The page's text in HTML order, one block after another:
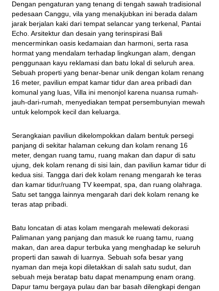
Dengan pengaturan yang tenang di tengah sawah tradisional
pedesaan Canggu, vila yang menakjubkan ini berada dalam
jarak berjalan kaki dari tempat selancar yang terkenal, Pantai
Echo. Arsitektur dan desain yang terinspirasi Bali
mencerminkan oasis kedamaian dan harmoni, serta rasa
hormat yang mendalam terhadap lingkungan alam, dengan
penggunaan kayu reklamasi dan batu lokal di seluruh area.
Sebuah properti yang benar-benar unik dengan kolam renang
16 meter, paviliun empat kamar tidur dan area pribadi dan
komunal yang luas, Villa ini menonjol karena nuansa rumah-
jauh-dari-rumah, menyediakan tempat persembunyian mewah
untuk kelompok kecil dan keluarga.
Serangkaian paviliun dikelompokkan dalam bentuk persegi
panjang di sekitar halaman cekung dan kolam renang 16
meter, dengan ruang tamu, ruang makan dan dapur di satu
ujung, dek kolam renang di sisi lain, dan paviliun kamar tidur di
kedua sisi. Tangga dari dek kolam renang mengarah ke teras
dan kamar tidur/ruang TV keempat, spa, dan ruang olahraga.
Satu set tangga lainnya mengarah dari dek kolam renang ke
teras atap pribadi.
Batu loncatan di atas kolam mengarah melewati dekorasi
Palimanan yang panjang dan masuk ke ruang tamu, ruang
makan, dan area dapur terbuka yang menghadap ke seluruh
properti dan sawah di luarnya. Sebuah sofa besar yang
nyaman dan meja kopi diletakkan di salah satu sudut, dan
sebuah meja beratap batu dapat menampung enam orang.
Dapur tamu bergaya pulau dan bar basah dilengkapi dengan